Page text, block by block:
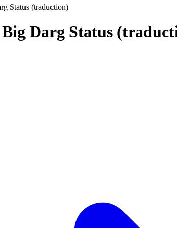
Status (traduction)
Big Darg Status